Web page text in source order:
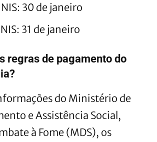
30 de janeiro
31 de janeiro
regras de pagamento do
do Ministério de
e Assistência Social,
à Fome (MDS), os